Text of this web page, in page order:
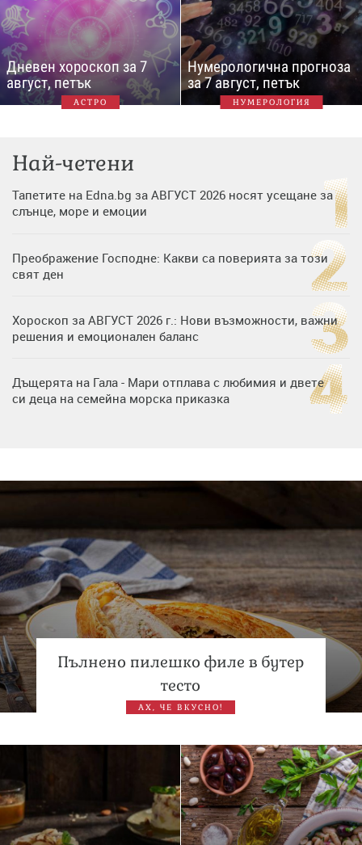
Дневен хороскоп за 7
август, петък
АСТРО
Нумерологична прогноза
за 7 август, петък
НУМЕРОЛОГИЯ
Най-четени
Тапетите на Edna.bg за АВГУСТ 2026 носят усещане за
слънце, море и емоции
Преображение Господне: Какви са поверията за този
свят ден
Хороскоп за АВГУСТ 2026 г.: Нови възможности, важни
решения и емоционален баланс
Дъщерята на Гала - Мари отплава с любимия и двете
си деца на семейна морска приказка
Пълнено пилешко филе в бутер
тесто
АХ, ЧЕ ВКУСНО!